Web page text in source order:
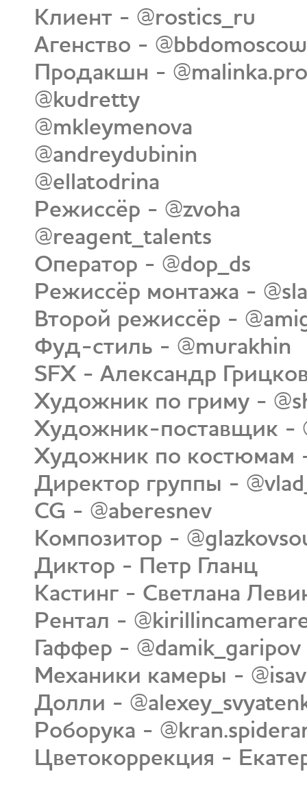
Клиент - @rostics_ru
Агенство - @bbdomoscow
Продакшн -
@kudretty
@mkleymenova
@andreydubinin
@ellatodrina
Режиссёр - @zvoha
@reagent_talents
Оператор - @dop_ds
Режиссёр монтажа -
Второй режиссёр -
Фуд-стиль - @murakhin
SFX - Александр
Художник по гриму -
Художник-поставщик -
Художник по костюмам
Директор группы -
CG - @aberesnev
Композитор -
Диктор - Петр Гланц
Кастинг - Светлана
Рентал -
Гаффер - @damik_garipov
Механики камеры -
Долли -
Роборука -
Цветокоррекция -